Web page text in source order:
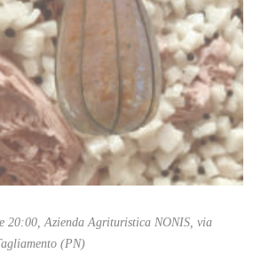
20:00, Azienda Agrituristica NONIS, via
(PN)